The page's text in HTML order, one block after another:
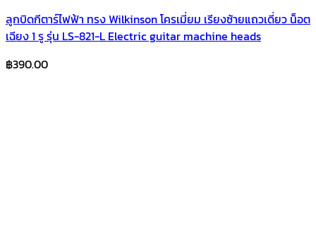
ลูกบิดกีตาร์ไฟฟ้า ทรง Wilkinson โครเมี่ยม เรียงซ้ายแถวเดี่ยว น็อต
เฉียง 1 รู รุ่น LS-821-L Electric guitar machine heads
฿390.00